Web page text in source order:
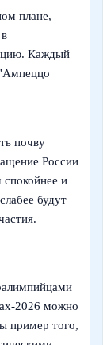
плане,
Каждый
почву
России
и
будут
можно
пример того,